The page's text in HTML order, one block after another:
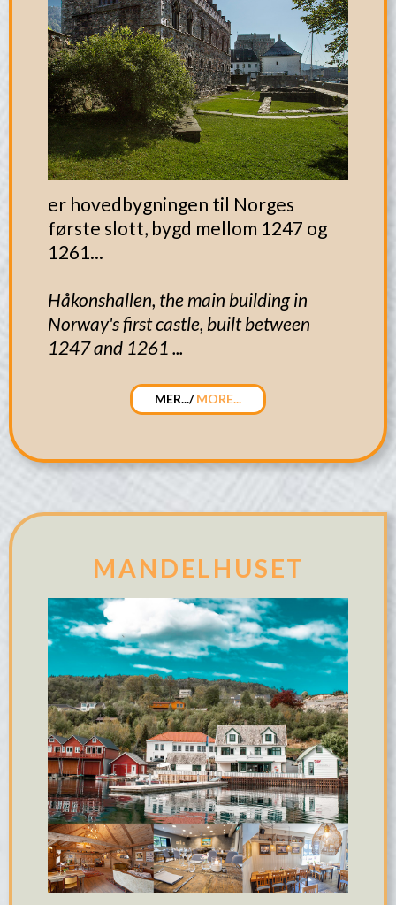
er hovedbygningen til Norges
første slott, bygd mellom 1247 og
1261...
Håkonshallen, the main building in
Norway's first castle, built between
1247 and 1261 ...
MER.../MORE...
MANDELHUSET